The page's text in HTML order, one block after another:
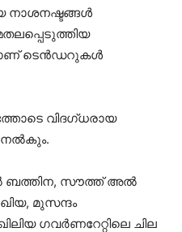
നാശനഷ്ടങ്ങൾ
ടെൻഡറുകൾ
വിദഗ്ധരായ
നൽകും.
ബത്തിന, സൗത്ത് അൽ
മുസന്ദം
ഗവർണറേറ്റിലെ ചില